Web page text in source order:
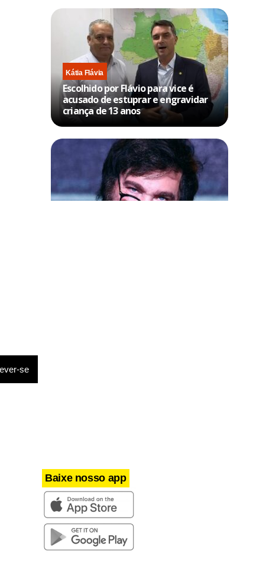
Kátia Flávia
Escolhido por Flávio para vice é
acusado de estuprar e engravidar
criança de 13 anos
Baixe nosso app